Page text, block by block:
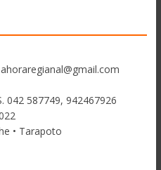
042 587749, 942467926
• Tarapoto